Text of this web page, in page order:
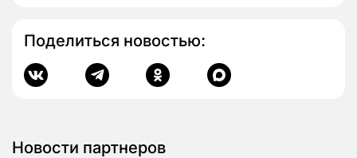
Поделиться новостью:
Новости партнеров